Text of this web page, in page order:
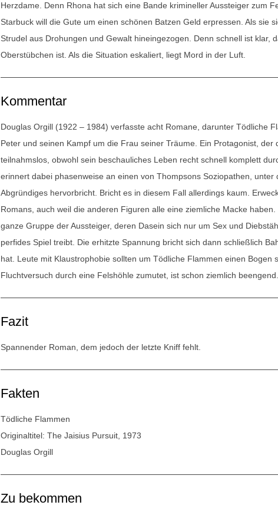
Herzdame. Denn Rhona hat sich eine Bande krimineller Aussteiger zum
Starbuck will die Gute um einen schönen Batzen Geld erpressen. Als sie
Strudel aus Drohungen und Gewalt hineingezogen. Denn schnell ist klar,
Oberstübchen ist. Als die Situation eskaliert, liegt Mord in der Luft.
Kommentar
Douglas Orgill (1922 – 1984) verfasste acht Romane, darunter Tödliche
Peter und seinen Kampf um die Frau seiner Träume. Ein Protagonist,
teilnahmslos, obwohl sein beschauliches Leben recht schnell komplett
erinnert dabei phasenweise an einen von Thompsons Soziopathen,
Abgründiges hervorbricht. Bricht es in diesem Fall allerdings kaum.
Romans, auch weil die anderen Figuren alle eine ziemliche Macke
ganze Gruppe der Aussteiger, deren Dasein sich nur um Sex und
perfides Spiel treibt. Die erhitzte Spannung bricht sich dann schließlich
hat. Leute mit Klaustrophobie sollten um Tödliche Flammen einen Bogen
Fluchtversuch durch eine Felshöhle zumutet, ist schon ziemlich beengend.
Fazit
Spannender Roman, dem jedoch der letzte Kniff fehlt.
Fakten
Tödliche Flammen
Originaltitel: The Jaisius Pursuit, 1973
Douglas Orgill
Zu bekommen